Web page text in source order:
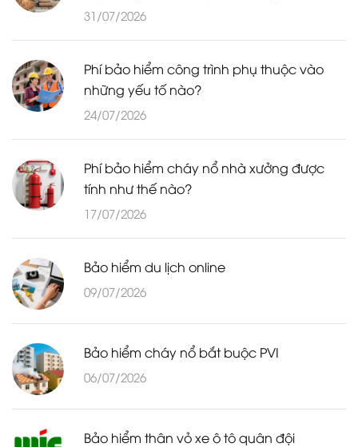
31/07/2026
Phí bảo hiểm công trình phụ thuộc vào
những yếu tố nào?
24/07/2026
Phí bảo hiểm cháy nổ nhà xưởng được
tính như thế nào?
17/07/2026
Bảo hiểm du lịch online
09/07/2026
Bảo hiểm cháy nổ bắt buộc PVI
06/07/2026
Bảo hiểm thân vỏ xe ô tô quân đội